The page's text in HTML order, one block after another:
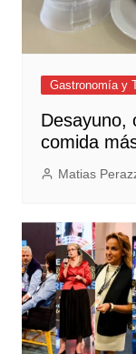
Gastronomía y
Desayuno,
comida
Matias